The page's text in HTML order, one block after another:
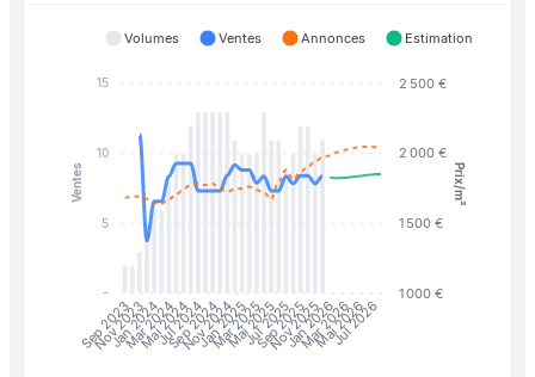
15
10
5
-
Ventes
Sep 2023
Nov 2023
Jan 2024
Mar 2024
Mai 2024
Jul 2024
Sep 2024
Nov 2024
Jan 2025
Mar 2025
Mai 2025
Jul 2025
Sep 2025
Nov 2025
Jan 2026
Mar 2026
Mai 2026
Jul 2026
2 500 €
2 000 €
1 500 €
1 000 €
Prix/m²
Volumes Ventes Annonces Estimation